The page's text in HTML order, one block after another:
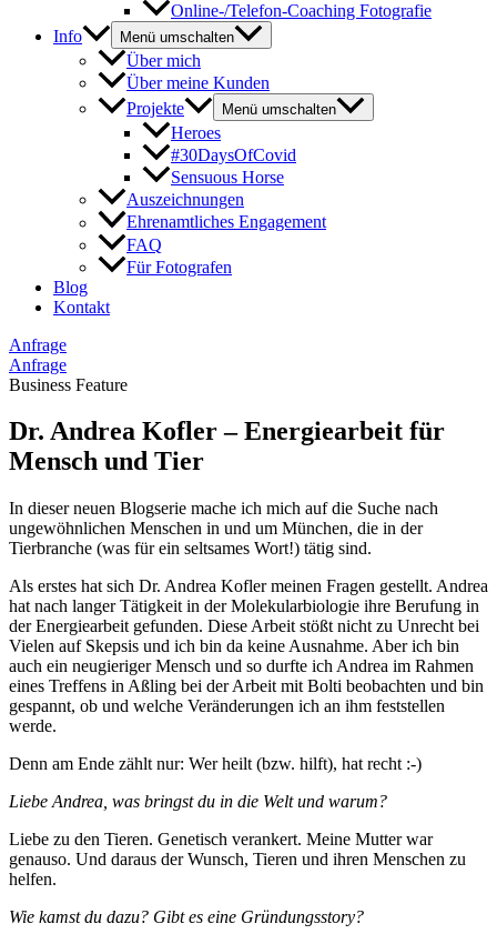
Online-/Telefon-Coaching Fotografie
Info
Menü umschalten
Über mich
Über meine Kunden
Projekte
Menü umschalten
Heroes
#30DaysOfCovid
Sensuous Horse
Auszeichnungen
Ehrenamtliches Engagement
FAQ
Für Fotografen
Blog
Kontakt
Anfrage
Anfrage
Business Feature
Dr. Andrea Kofler – Energiearbeit für
Mensch und Tier
In dieser neuen Blogserie mache ich mich auf die Suche nach
ungewöhnlichen Menschen in und um München, die in der
Tierbranche (was für ein seltsames Wort!) tätig sind.
Als erstes hat sich Dr. Andrea Kofler meinen Fragen gestellt. Andrea
hat nach langer Tätigkeit in der Molekularbiologie ihre Berufung in
der Energiearbeit gefunden. Diese Arbeit stößt nicht zu Unrecht bei
Vielen auf Skepsis und ich bin da keine Ausnahme. Aber ich bin
auch ein neugieriger Mensch und so durfte ich Andrea im Rahmen
eines Treffens in Aßling bei der Arbeit mit Bolti beobachten und bin
gespannt, ob und welche Veränderungen ich an ihm feststellen
werde.
Denn am Ende zählt nur: Wer heilt (bzw. hilft), hat recht :-)
Liebe Andrea, was bringst du in die Welt und warum?
Liebe zu den Tieren. Genetisch verankert. Meine Mutter war
genauso. Und daraus der Wunsch, Tieren und ihren Menschen zu
helfen.
Wie kamst du dazu? Gibt es eine Gründungsstory?